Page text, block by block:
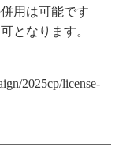
用は可能です
となります。
2025cp/license-